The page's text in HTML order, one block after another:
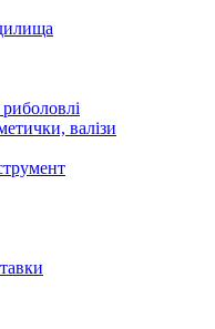
валізи